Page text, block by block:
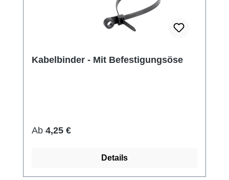
Kabelbinder - Mit Befestigungsöse
Regulärer Preis:
Ab 4,25 €
Details